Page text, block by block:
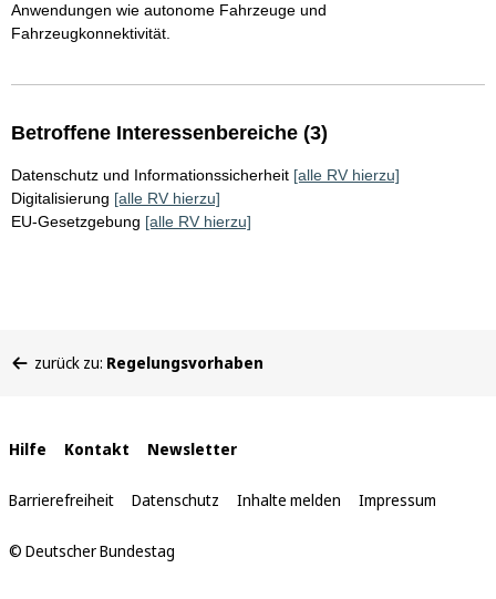
Anwendungen wie autonome Fahrzeuge und
Fahrzeugkonnektivität.
Betroffene Interessenbereiche (3)
Datenschutz und Informationssicherheit [alle RV hierzu]
Digitalisierung [alle RV hierzu]
EU-Gesetzgebung [alle RV hierzu]
befinden
zurück zu: Regelungsvorhaben
Interne
Links
Hilfe Kontakt Newsletter
Barrierefreiheit Datenschutz Inhalte melden Impressum
© Deutscher Bundestag